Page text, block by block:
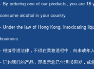
- By ordering one of our products, you are 18
consume alcohol in your country.
- Under the law of Hong Kong, intoxicating
business.
- 根據香港法律，不得在業務過程中，向未成年
- 订购我们的产品，即表示您已年满18周岁，